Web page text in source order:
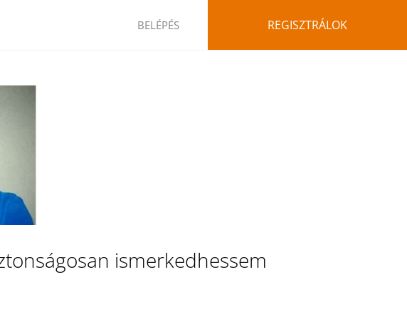
BELÉPÉS REGISZTRÁLOK
ismerkedhessem